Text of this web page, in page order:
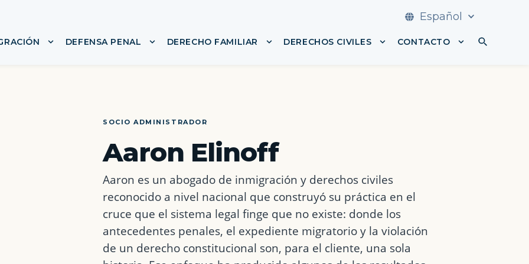
Español
para ACERCA DEMostrar submenú para LEY DE INMIGRACIÓN
DEFENSA PENAL Mostrar submenú para DEFENSA PENAL
DERECHO FAMILIAR Mostrar submenú para DERECHO FAMILIAR
DERECHOS CIVILES Mostrar submenú para
CONTACTO Mostrar
SOCIO ADMINISTRADOR
Aaron Elinoff
Aaron es un abogado de inmigración y derechos civiles
reconocido a nivel nacional que construyó su práctica en el
cruce que el sistema legal finge que no existe: donde los
antecedentes penales, el expediente migratorio y la violación
de un derecho constitucional son, para el cliente, una sola